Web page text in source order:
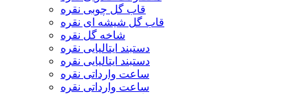
قاب گل چوبی نقره
قاب گل شیشه ای نقره
شاخه گل نقره
دستبند ایتالیایی نقره
دستبند ایتالیایی نقره
ساعت وارداتی نقره
ساعت وارداتی نقره